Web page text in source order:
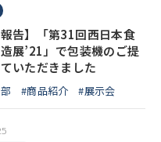
報告】「第31回西日本食
展’21」で包装機のご提
いただきました
#商品紹介 #展示会